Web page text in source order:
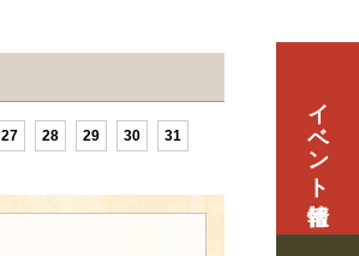
27 28 29 30
31
イベント情報